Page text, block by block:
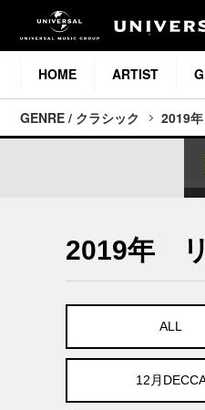
HOME ARTIST
GENRE / クラシック 2019
2019年
ALL
12月